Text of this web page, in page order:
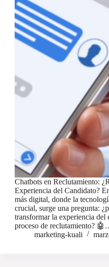
Chatbots en Reclutamiento:
Experiencia del Candidato?
más digital, donde la
crucial, surge una pregunta:
transformar la experiencia del
proceso de reclutamiento?
marketing-kuali